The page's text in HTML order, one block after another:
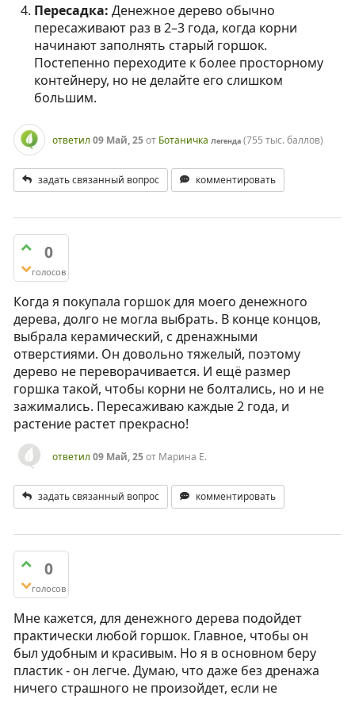
Пересадка: Денежное дерево обычно
пересаживают раз в 2–3 года, когда корни
начинают заполнять старый горшок.
Постепенно переходите к более просторному
контейнеру, но не делайте его слишком
большим.
ответил 09 Май, 25от Ботаничка Легенда (755 тыс.баллов)
задать связанный вопрос комментировать
0
голосов
Когда я покупала горшок для моего денежного
дерева, долго не могла выбрать. В конце концов,
выбрала керамический, с дренажными
отверстиями. Он довольно тяжелый, поэтому
дерево не переворачивается. И ещё размер
горшка такой, чтобы корни не болтались, но и не
зажимались. Пересаживаю каждые 2 года, и
растение растет прекрасно!
ответил 09 Май, 25от Марина Е.
задать связанный вопрос комментировать
0
голосов
Мне кажется, для денежного дерева подойдет
практически любой горшок. Главное, чтобы он
был удобным и красивым. Но я в основном беру
пластик - он легче. Думаю, что даже без дренажа
ничего страшного не произойдет, если не